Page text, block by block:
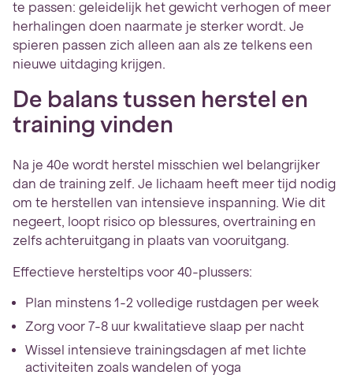
te passen: geleidelijk het gewicht verhogen of meer
herhalingen doen naarmate je sterker wordt. Je
spieren passen zich alleen aan als ze telkens een
nieuwe uitdaging krijgen.
De balans tussen herstel en
training vinden
Na je 40e wordt herstel misschien wel belangrijker
dan de training zelf. Je lichaam heeft meer tijd nodig
om te herstellen van intensieve inspanning. Wie dit
negeert, loopt risico op blessures, overtraining en
zelfs achteruitgang in plaats van vooruitgang.
Effectieve hersteltips voor 40-plussers:
Plan minstens 1-2 volledige rustdagen per week
Zorg voor 7-8 uur kwalitatieve slaap per nacht
Wissel intensieve trainingsdagen af met lichte
activiteiten zoals wandelen of yoga